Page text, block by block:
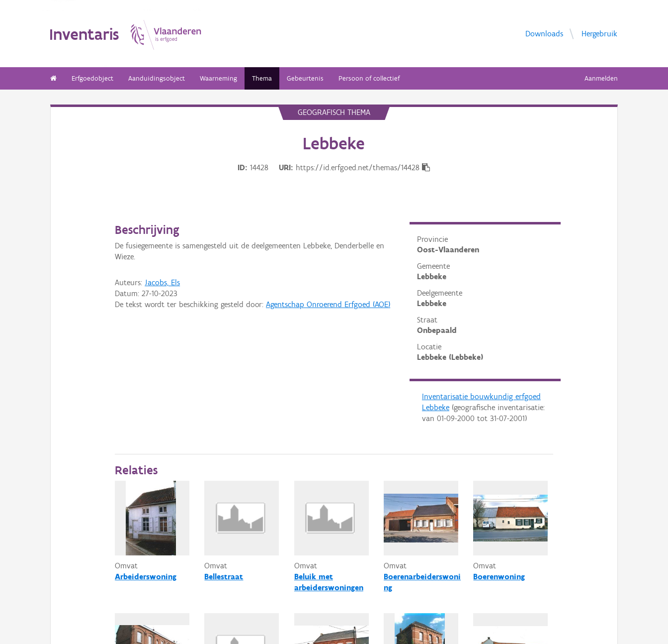
Inventaris Downloads Hergebruik
Erfgoedobject Aanduidingsobject Waarneming Thema Gebeurtenis Persoon of collectief Aanmelden
GEOGRAFISCH THEMA
Lebbeke
ID 14428 URI https://id.erfgoed.net/themas/14428
Provincie
Oost-Vlaanderen
Gemeente
Lebbeke
Deelgemeente
Lebbeke
Straat
Onbepaald
Locatie
Lebbeke (Lebbeke)
Inventarisatie bouwkundig erfgoed
Lebbeke(geografische inventarisatie:
van 01-09-2000 tot 31-07-2001)
Beschrijving
De fusiegemeente is samengesteld uit de deelgemeenten Lebbeke, Denderbelle en
Wieze.
Auteurs: Jacobs, Els
Datum:27-10-2023
De tekst wordt ter beschikking gesteld door:Agentschap Onroerend Erfgoed (AOE)
Relaties
Omvat
Arbeiderswoning
Omvat
Bellestraat
Omvat
Beluik met
arbeiderswoningen
Omvat
Boerenarbeiderswoni
ng
Omvat
Boerenwoning